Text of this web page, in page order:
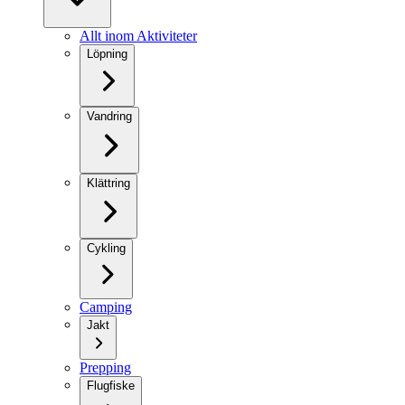
Allt inom Aktiviteter
Löpning
Vandring
Klättring
Cykling
Camping
Jakt
Prepping
Flugfiske